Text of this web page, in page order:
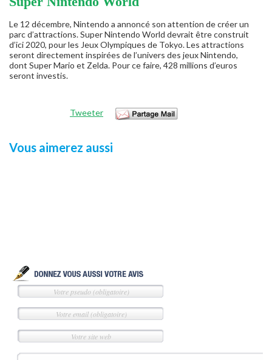
Le 12 décembre, Nintendo a annoncé son attention de créer un
parc d’attractions. Super Nintendo World devrait être construit
d’ici 2020, pour les Jeux Olympiques de Tokyo. Les attractions
seront directement inspirées de l’univers des jeux Nintendo,
dont Super Mario et Zelda. Pour ce faire, 428 millions d’euros
seront investis.
Tweeter
Vous aimerez aussi